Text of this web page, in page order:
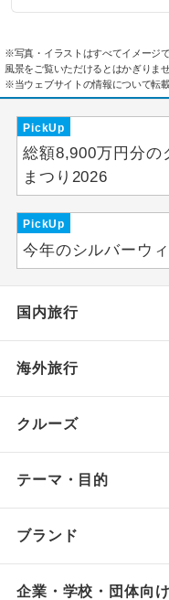
※写真・イラストはすべてイメージ
風景をご覧いただけるとはかぎりま
※当ウェブサイトの情報について転
PickUp
総額8,900万円分の
まつり2026
PickUp
今年のシルバーウ
国内旅行
海外旅行
クルーズ
テーマ・目的
ブランド
企業・学校・団体向